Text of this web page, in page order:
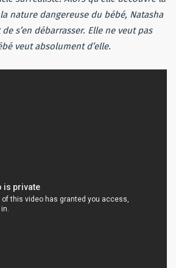
nature dangereuse du bébé, Natasha
s’en débarrasser. Elle ne veut pas
veut absolument d’elle.